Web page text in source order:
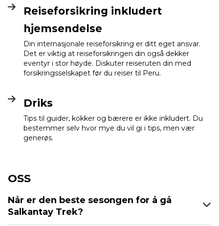
Reiseforsikring inkludert
hjemsendelse
Din internasjonale reiseforsikring er ditt eget ansvar.
Det er viktig at reiseforsikringen din også dekker
eventyr i stor høyde. Diskuter reiseruten din med
forsikringsselskapet før du reiser til Peru.
Driks
Tips til guider, kokker og bærere er ikke inkludert. Du
bestemmer selv hvor mye du vil gi i tips, men vær
generøs.
OSS
Når er den beste sesongen for å gå
Salkantay Trek?